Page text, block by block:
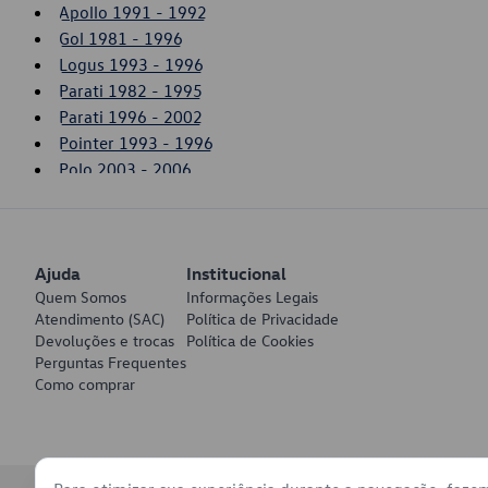
Apollo 1991 - 1992
Gol 1981 - 1996
Logus 1993 - 1996
Parati 1982 - 1995
Parati 1996 - 2002
Pointer 1993 - 1996
Polo 2003 - 2006
Ajuda
Quem Somos
Atendimento (SAC)
Devoluções e trocas
Perguntas Frequentes
Como comprar
Institucional
Informações Legais
Política de Privacidade
Política de Cookies